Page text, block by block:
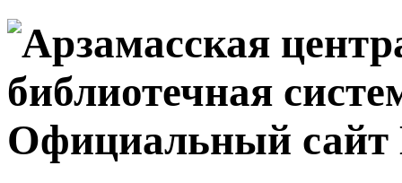
Официальный